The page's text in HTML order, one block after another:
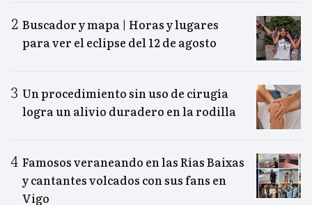
Buscador y mapa | Horas y lugares
para ver el eclipse del 12 de agosto
Un procedimiento sin uso de cirugía
logra un alivio duradero en la rodilla
Famosos veraneando en las Rías Baixas
y cantantes volcados con sus fans en
Vigo